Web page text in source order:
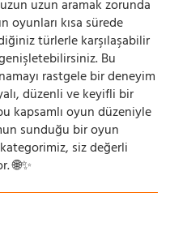
uzun aramak zorunda
oyunları kısa sürede
türlerle karşılaşabilir
Bu
rastgele bir deneyim
düzenli ve keyifli bir
kapsamlı oyun düzeniyle
sunduğu bir oyun
siz değerli
🌐✨